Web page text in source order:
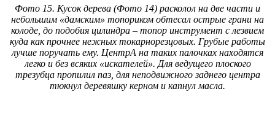
Фото 15. Кусок дерева (Фото 14) расколол на две части и
небольшим «дамским» топориком обтесал острые грани на
колоде, до подобия цилиндра – топор инструмент с лезвием
куда как прочнее нежных токарнорезцовых. Грубые работы
лучше поручать ему. ЦентрА на таких палочках находятся
легко и без всяких «искателей». Для ведущего плоского
трезубца пропилил паз, для неподвижного заднего центра
тюкнул деревяшку керном и капнул масла.